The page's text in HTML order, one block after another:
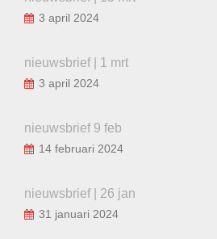
3 april 2024
nieuwsbrief | 1 mrt
3 april 2024
nieuwsbrief 9 feb
14 februari 2024
nieuwsbrief | 26 jan
31 januari 2024